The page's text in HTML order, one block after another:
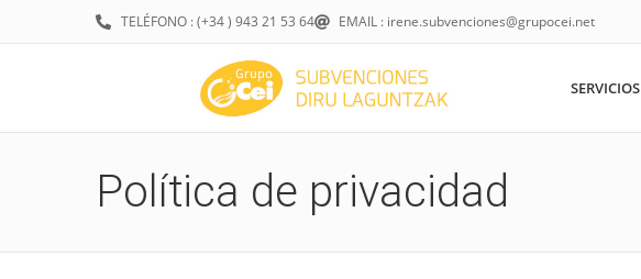
TELÉFONO : (+34 ) 943 21 53 64 EMAIL : irene.subvenciones@grupocei.net
SERVICIOS
Política de privacidad